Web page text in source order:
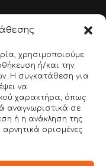
χρησιμοποιούμε
ή/και την
Η συγκατάθεση για
να
χαρακτήρα, όπως
αναγνωριστικά σε
ή η ανάκληση της
ορισμένες